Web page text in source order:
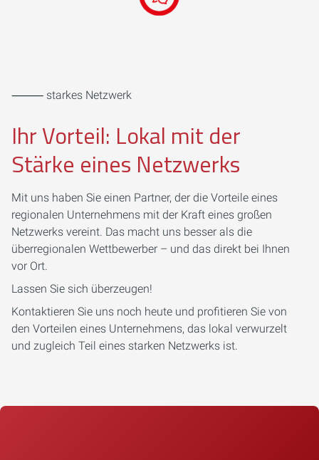
⸻ starkes Netzwerk
Ihr Vorteil: Lokal mit der
Stärke eines Netzwerks
Mit uns haben Sie einen Partner, der die Vorteile eines
regionalen Unternehmens mit der Kraft eines großen
Netzwerks vereint. Das macht uns besser als die
überregionalen Wettbewerber – und das direkt bei Ihnen
vor Ort.
Lassen Sie sich überzeugen!
Kontaktieren Sie uns noch heute und profitieren Sie von
den Vorteilen eines Unternehmens, das lokal verwurzelt
und zugleich Teil eines starken Netzwerks ist.